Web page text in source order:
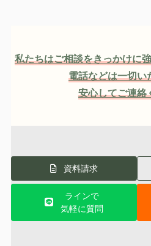
私たちはご相談をきっかけに
電話などは一切い
安心してご連絡
資料請求
ラインで
気軽に質問